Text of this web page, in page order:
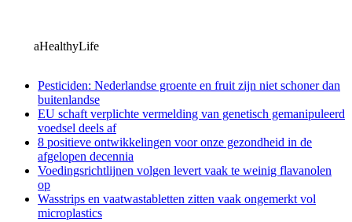
aHealthyLife
Pesticiden: Nederlandse groente en fruit zijn niet schoner dan
buitenlandse
EU schaft verplichte vermelding van genetisch gemanipuleerd
voedsel deels af
8 positieve ontwikkelingen voor onze gezondheid in de
afgelopen decennia
Voedingsrichtlijnen volgen levert vaak te weinig flavanolen
op
Wasstrips en vaatwastabletten zitten vaak ongemerkt vol
microplastics